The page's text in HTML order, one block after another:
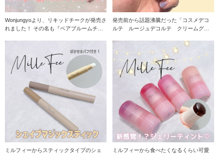
Wonjungyoより、リキッドチークが発売さ
れました！ その名も『ベアブルームチー
発売前から話題沸騰だった「コスメデコ
ルテ ルージュデコルテ クリームグロ
ミルフィーからスティックタイプのシェ
ミルフィーから食べたくなるくらい可愛